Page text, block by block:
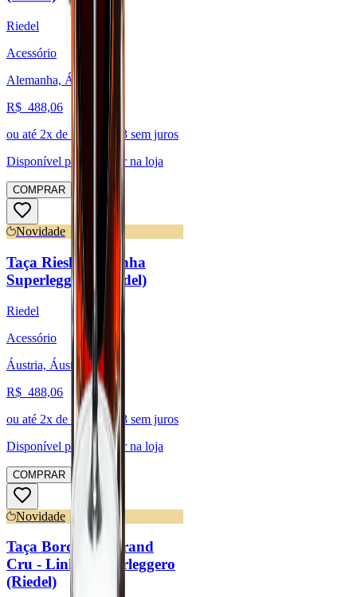
Riedel
Acessório
Alemanha, Áustria
R$ 488,06
ou até 2x de R$ 244,03 sem juros
Disponível para:
Retirar na loja
COMPRAR
Novidade
Taça Riesling - Linha
Superleggero (Riedel)
Riedel
Acessório
Áustria, Áustria
R$ 488,06
ou até 2x de R$ 244,03 sem juros
Disponível para:
Retirar na loja
COMPRAR
Novidade
Taça Bordeaux Grand
Cru - Linha Superleggero
(Riedel)